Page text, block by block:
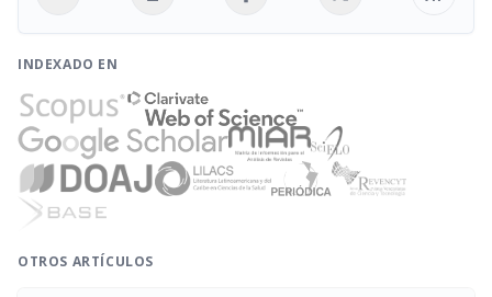
INDEXADO EN
OTROS ARTÍCULOS